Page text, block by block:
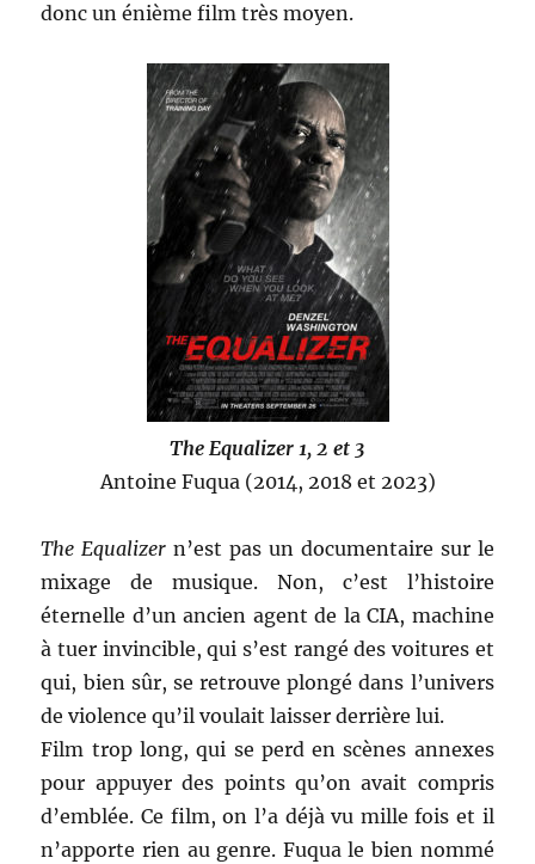
donc un énième film très moyen.
The Equalizer 1, 2 et 3
Antoine Fuqua (2014, 2018 et 2023)
The Equalizer n’est pas un documentaire sur le
mixage de musique. Non, c’est l’histoire
éternelle d’un ancien agent de la CIA, machine
à tuer invincible, qui s’est rangé des voitures et
qui, bien sûr, se retrouve plongé dans l’univers
de violence qu’il voulait laisser derrière lui.
Film trop long, qui se perd en scènes annexes
pour appuyer des points qu’on avait compris
d’emblée. Ce film, on l’a déjà vu mille fois et il
n’apporte rien au genre. Fuqua le bien nommé